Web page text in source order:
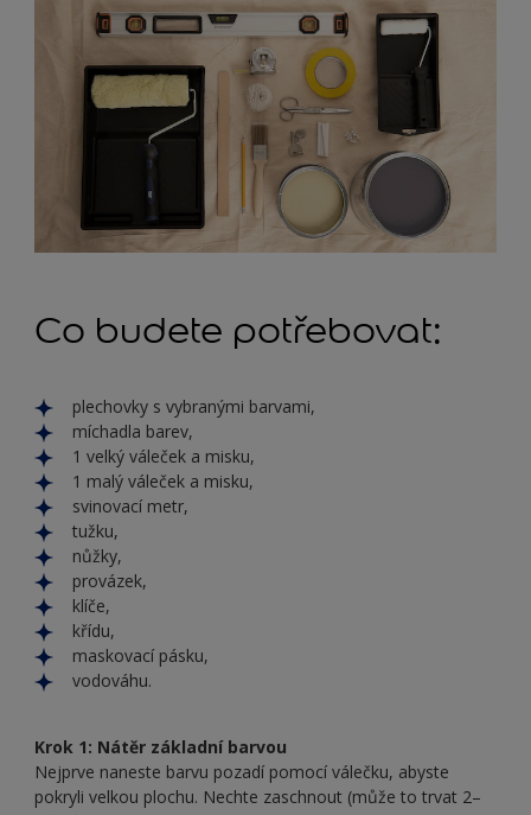
Co budete potřebovat:
plechovky s vybranými barvami,
míchadla barev,
1 velký váleček a misku,
1 malý váleček a misku,
svinovací metr,
tužku,
nůžky,
provázek,
klíče,
křídu,
maskovací pásku,
vodováhu.
Krok 1: Nátěr základní barvou
Nejprve naneste barvu pozadí pomocí válečku, abyste
pokryli velkou plochu. Nechte zaschnout (může to trvat 2–